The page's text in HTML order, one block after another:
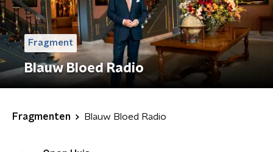
Fragment
Blauw Bloed Radio
Fragmenten Blauw Bloed Radio